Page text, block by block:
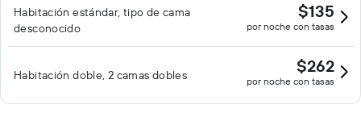
Habitación estándar, tipo de cama
desconocido
$135
por noche con tasas
Habitación doble, 2 camas dobles $262
por noche con tasas